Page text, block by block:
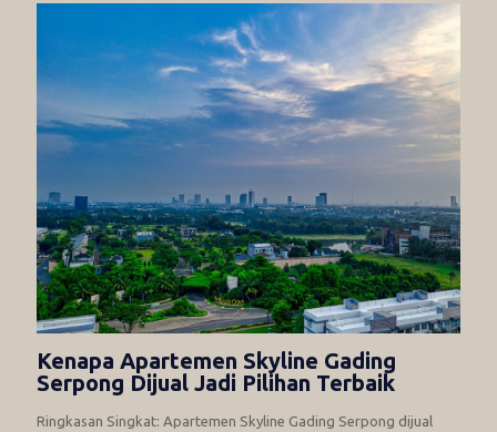
Kenapa Apartemen Skyline Gading
Serpong Dijual Jadi Pilihan Terbaik
Ringkasan Singkat: Apartemen Skyline Gading Serpong dijual